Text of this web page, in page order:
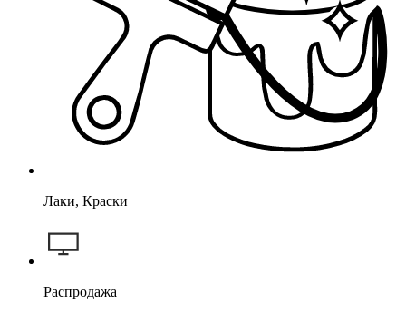
Лаки, Краски
Распродажа